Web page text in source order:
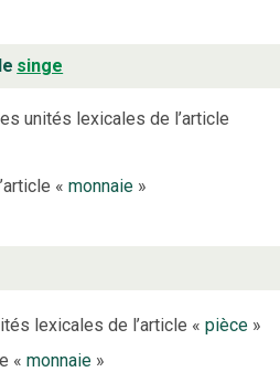
singe
unités lexicales de l’article
« monnaie»
lexicales de l’article «pièce »
«monnaie »